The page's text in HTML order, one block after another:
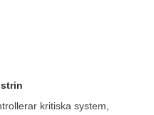
kritiska system,